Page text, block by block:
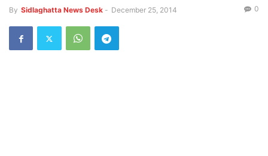
By Sidlaghatta News Desk - December 25, 2014 0